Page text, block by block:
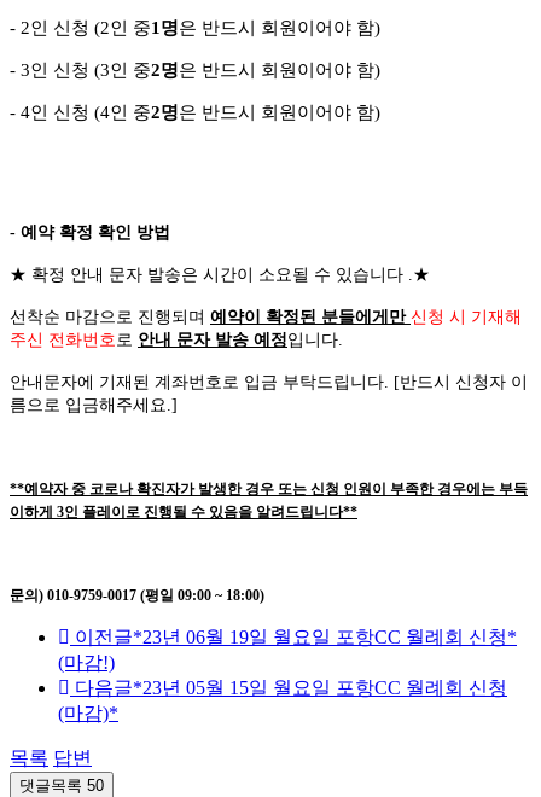
- 2인 신청 (2인 중1명은 반드시 회원이어야 함)
- 3인 신청 (3인 중2명은 반드시 회원이어야 함)
- 4인 신청 (4인 중2명은 반드시 회원이어야 함)
- 예약 확정 확인 방법
★ 확정 안내 문자 발송은 시간이 소요될 수 있습니다 .★
선착순 마감으로 진행되며 예약이 확정된 분들에게만 신청 시 기재해
주신 전화번호로 안내 문자 발송 예정입니다.
안내문자에 기재된 계좌번호로 입금 부탁드립니다. [반드시 신청자 이
름으로 입금해주세요.]
**예약자 중 코로나 확진자가 발생한 경우 또는 신청 인원이 부족한 경우에는 부득
이하게 3인 플레이로 진행될 수 있음을 알려드립니다**
문의) 010-9759-0017 (평일 09:00 ~ 18:00)
이전글*23년 06월 19일 월요일 포항CC 월례회 신청*
(마감!)
다음글*23년 05월 15일 월요일 포항CC 월례회 신청
(마감)*
목록 답변
댓글목록 50